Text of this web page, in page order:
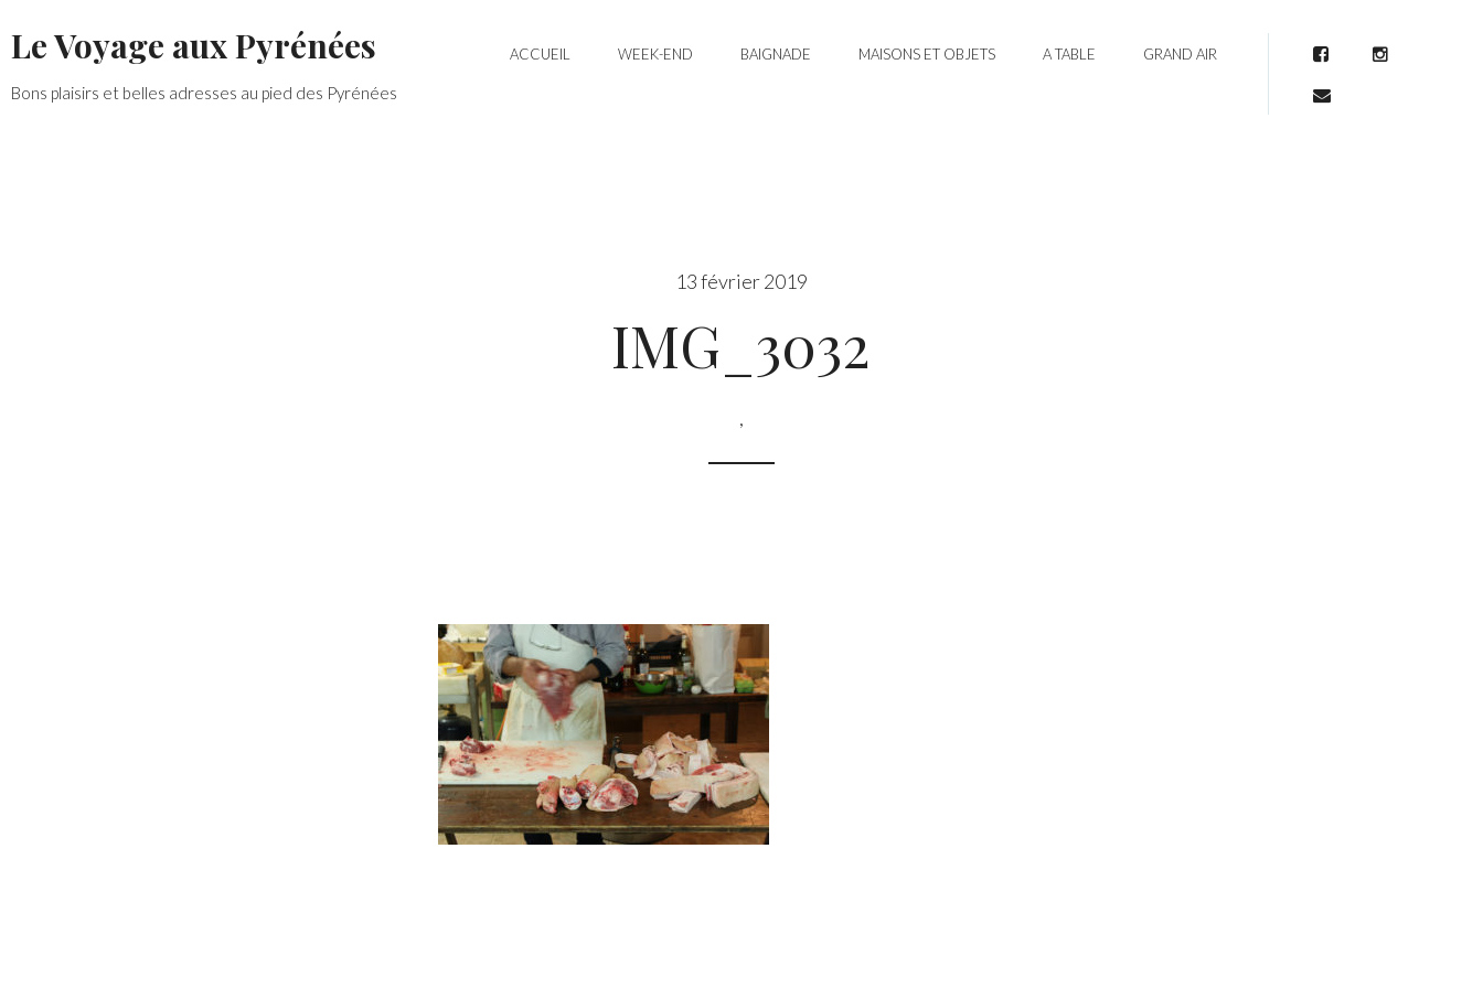
to
content
ACCUEIL WEEK-END BAIGNADE MAISONS ET OBJETS A TABLE GRAND AIR FacebookInstagram
Mail
Le Voyage aux Pyrénées
Bons plaisirs et belles adresses au pied des Pyrénées
13 février 2019
IMG_3032
,